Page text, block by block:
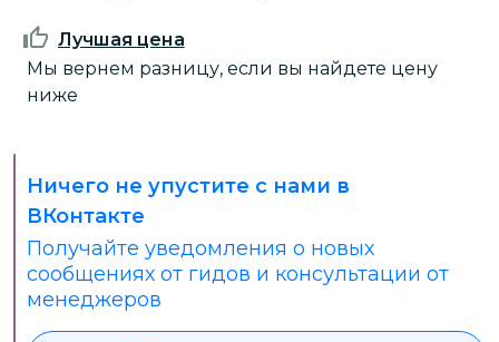
Лучшая цена
Мы вернем разницу, если вы найдете цену
ниже
Ничего не упустите с нами в
ВКонтакте
Получайте уведомления о новых
сообщениях от гидов и консультации от
менеджеров